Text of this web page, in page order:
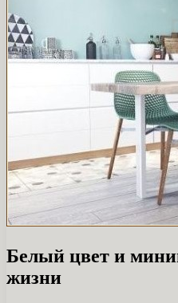
Белый цвет и
жизни